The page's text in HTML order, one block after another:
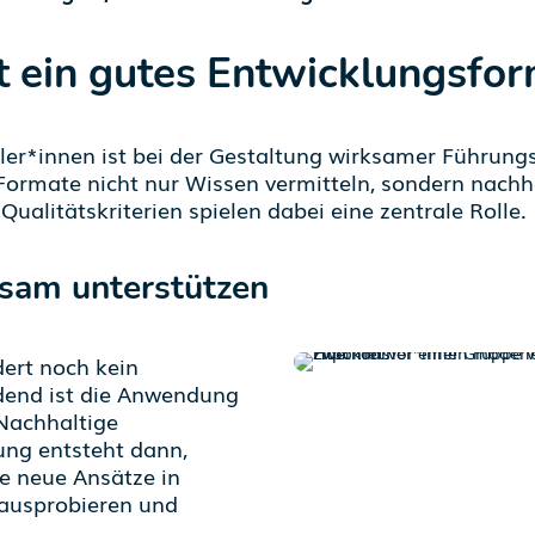
ein gutes
ist bei der Gestaltung wirksamer
nicht nur Wissen vermitteln, sondern
spielen dabei eine zentrale Rolle.
unterstützen
noch kein
ist die Anwendung
entsteht dann,
neue Ansätze in
und